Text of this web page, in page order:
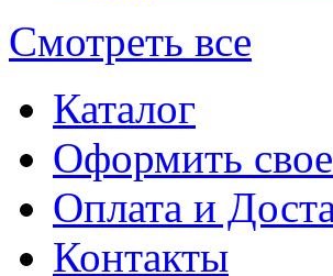
Смотреть все
Каталог
Оформить
Оплата и
Контакты